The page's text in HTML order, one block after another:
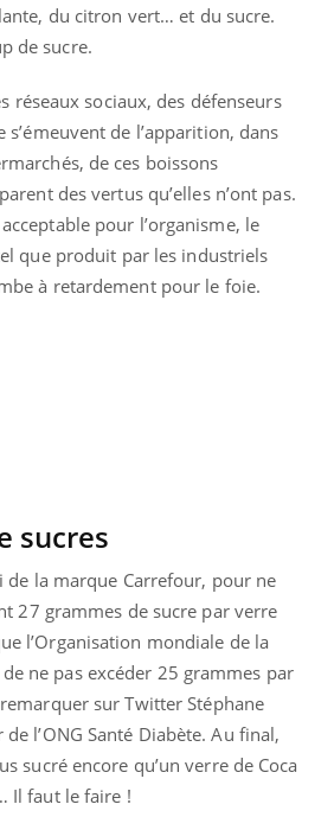
du citron vert… et du sucre.
de sucre.
réseaux sociaux, des défenseurs
s’émeuvent de l’apparition, dans
de ces boissons
des vertus qu’elles n’ont pas.
pour l’organisme, le
que produit par les industriels
à retardement pour le foie.
sucres
de la marque Carrefour, pour ne
27 grammes de sucre par verre
l’Organisation mondiale de la
ne pas excéder 25 grammes par
sur Twitter Stéphane
l’ONG Santé Diabète. Au final,
sucré encore qu’un verre de Coca
Il faut le faire !